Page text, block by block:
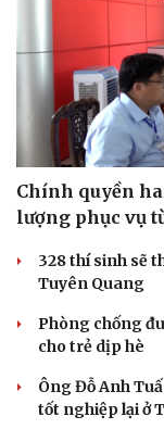
Văn hóa
Chính quyền
lượng phục vụ
328 thí sinh sẽ
Tuyên Quang
Phòng chống
cho trẻ dịp hè
Ông Đỗ Anh
tốt nghiệp lại ở